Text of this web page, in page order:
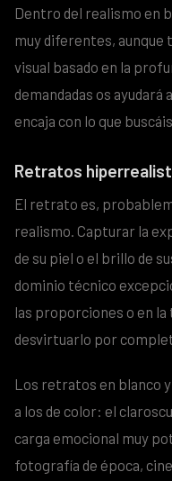
Dentro del realismo en
muy diferentes, aunque
visual basado en la
demandadas os
encaja con lo que buscáis.
Retratos
El retrato es,
realismo. Capturar la
de su piel o el brillo de
dominio técnico
las proporciones o en
desvirtuarlo por
Los retratos en blanco
a los de color: el
carga emocional muy
fotografía de época,